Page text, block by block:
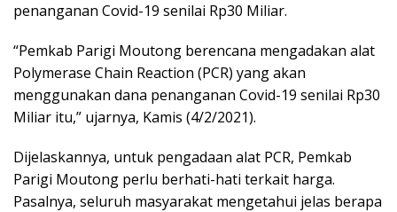
penanganan Covid-19 senilai Rp30 Miliar.
“Pemkab Parigi Moutong berencana mengadakan alat
Polymerase Chain Reaction (PCR) yang akan
menggunakan dana penanganan Covid-19 senilai Rp30
Miliar itu,” ujarnya, Kamis (4/2/2021).
Dijelaskannya, untuk pengadaan alat PCR, Pemkab
Parigi Moutong perlu berhati-hati terkait harga.
Pasalnya, seluruh masyarakat mengetahui jelas berapa